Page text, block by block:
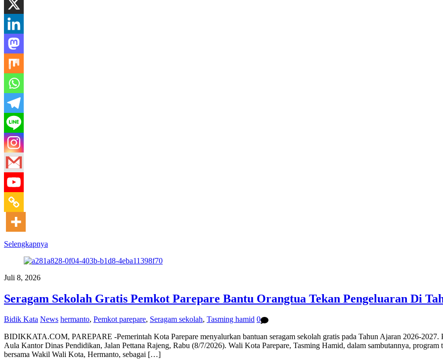
Selengkapnya
Juli 8, 2026
Seragam Sekolah Gratis Pemkot Parepare Bantu Orangtua Tekan Pengeluaran Di
Bidik Kata News hermanto, Pemkot parepare, Seragam sekolah, Tasming hamid 0
BIDIKKATA.COM, PAREPARE -Pemerintah Kota Parepare menyalurkan bantuan seragam sekolah gratis pada Tahun Ajaran 2026-2027.
Aula Kantor Dinas Pendidikan, Jalan Pettana Rajeng, Rabu (8/7/2026). Wali Kota Parepare, Tasming Hamid, dalam sambutannya,
bersama Wakil Wali Kota, Hermanto, sebagai […]